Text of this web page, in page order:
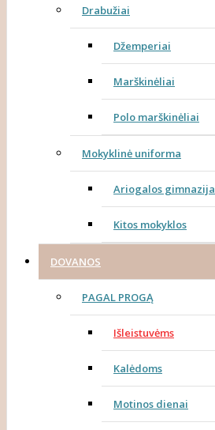
Drabužiai
Džemperiai
Marškinėliai
Polo marškinėliai
Mokyklinė uniforma
Ariogalos gimnazija
Kitos mokyklos
DOVANOS
PAGAL PROGĄ
Išleistuvėms
Kalėdoms
Motinos dienai